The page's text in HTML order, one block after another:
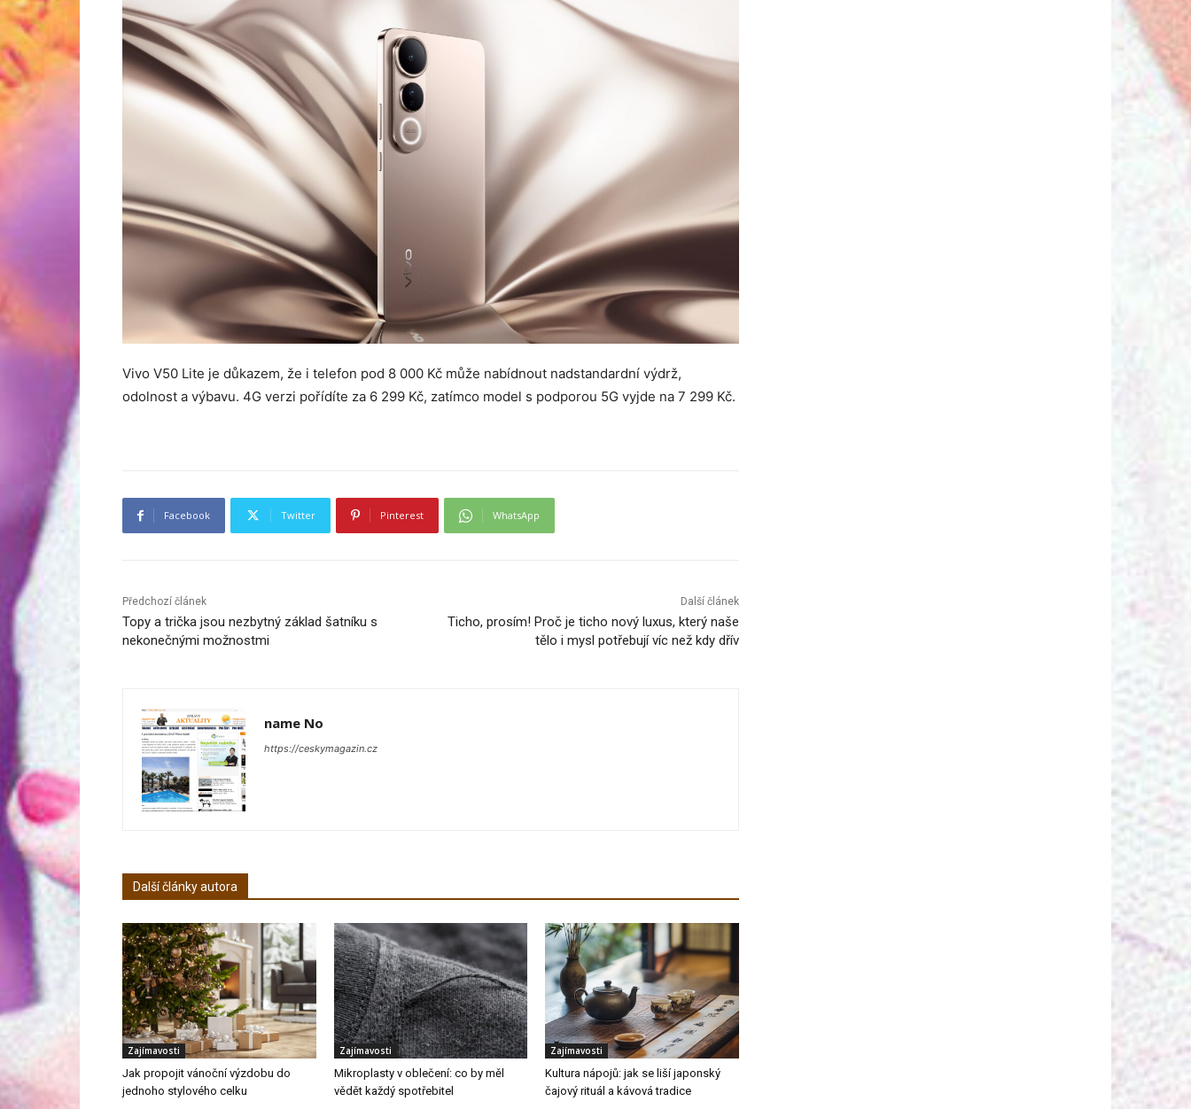
Vivo V50 Lite je důkazem, že i telefon pod 8 000 Kč může nabídnout nadstandardní výdrž,
odolnost a výbavu. 4G verzi pořídíte za 6 299 Kč, zatímco model s podporou 5G vyjde na 7 299 Kč.
Facebook Twitter Pinterest WhatsApp
Předchozí článek
Topy a trička jsou nezbytný základ šatníku s
nekonečnými možnostmi
Další článek
Ticho, prosím! Proč je ticho nový luxus, který naše
tělo i mysl potřebují víc než kdy dřív
name No
https://ceskymagazin.cz
Další články autora
Zajímavosti
Jak propojit vánoční výzdobu do
jednoho stylového celku
Zajímavosti
Mikroplasty v oblečení: co by měl
vědět každý spotřebitel
Zajímavosti
Kultura nápojů: jak se liší japonský
čajový rituál a kávová tradice